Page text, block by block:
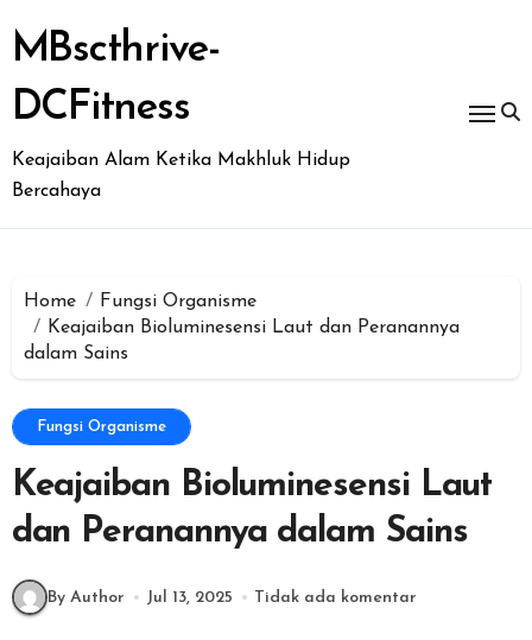
to
content
MBscthrive-
DCFitness
Keajaiban Alam Ketika Makhluk Hidup
Bercahaya
Home
Fungsi Organisme
Keajaiban Bioluminesensi Laut dan Peranannya
dalam Sains
Fungsi Organisme
Keajaiban Bioluminesensi Laut
dan Peranannya dalam Sains
By Author Jul 13, 2025 Tidak ada komentar